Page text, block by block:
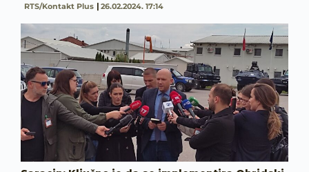
RTS/Kontakt Plus 26.02.2024. 17:14